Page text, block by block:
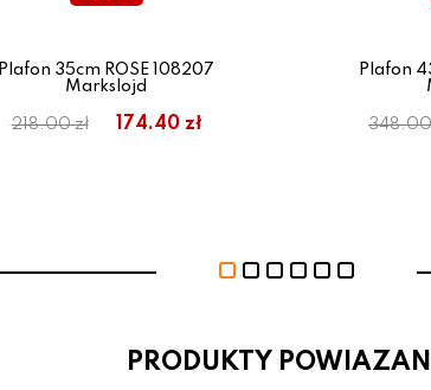
Plafon 35cm ROSE 108207
Markslojd
218.00 zł 174.40 zł
Plafon
348.00
PRODUKTY